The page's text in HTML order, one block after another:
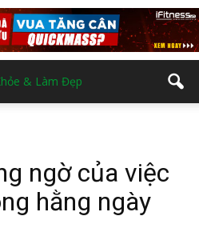
ngờ của việc
hằng ngày